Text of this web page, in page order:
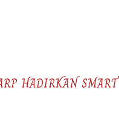
HADIRKAN